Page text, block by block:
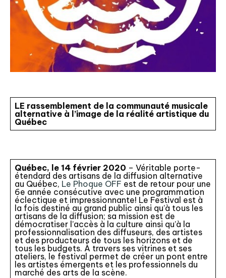
LE rassemblement de la communauté musicale
alternative à l’image de la réalité artistique du
Québec
Québec, le 14 février 2020 – Véritable porte-
étendard des artisans de la diffusion alternative
au Québec, Le Phoque OFF est de retour pour une
6e année consécutive avec une programmation
éclectique et impressionnante! Le Festival est à
la fois destiné au grand public ainsi qu’à tous les
artisans de la diffusion; sa mission est de
démocratiser l’accès à la culture ainsi qu’à la
professionnalisation des diffuseurs, des artistes
et des producteurs de tous les horizons et de
tous les budgets. À travers ses vitrines et ses
ateliers, le festival permet de créer un pont entre
les artistes émergents et les professionnels du
marché des arts de la scène.